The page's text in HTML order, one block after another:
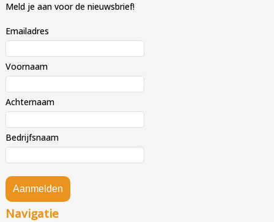
Meld je aan voor de nieuwsbrief!
Emailadres
Voornaam
Achternaam
Bedrijfsnaam
Aanmelden
Navigatie